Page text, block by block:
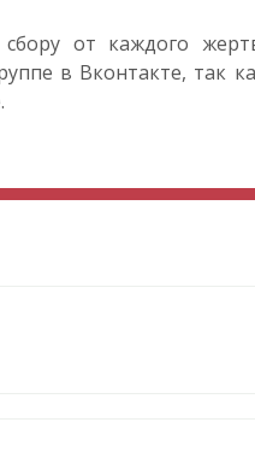
от каждого
в Вконтакте, так